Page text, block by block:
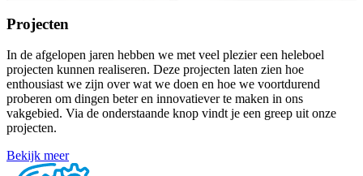
Projecten
In de afgelopen jaren hebben we met veel plezier een heleboel
projecten kunnen realiseren. Deze projecten laten zien hoe
enthousiast we zijn over wat we doen en hoe we voortdurend
proberen om dingen beter en innovatiever te maken in ons
vakgebied. Via de onderstaande knop vindt je een greep uit onze
projecten.
Bekijk meer